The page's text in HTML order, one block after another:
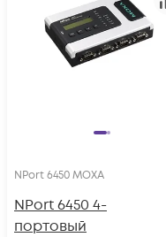
NPort 6450 MOXA
NPort 6450 4-
портовый